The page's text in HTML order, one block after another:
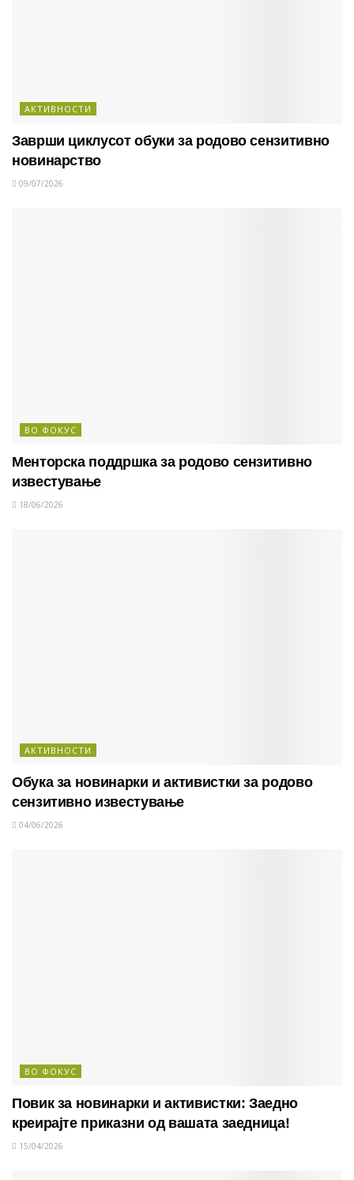
АКТИВНОСТИ
Заврши циклусот обуки за родово сензитивно
новинарство
09/07/2026
ВО ФОКУС
Менторска поддршка за родово сензитивно
известување
18/06/2026
АКТИВНОСТИ
Обука за новинарки и активистки за родово
сензитивно известување
04/06/2026
ВО ФОКУС
Повик за новинарки и активистки: Заедно
креирајте приказни од вашата заедница!
15/04/2026